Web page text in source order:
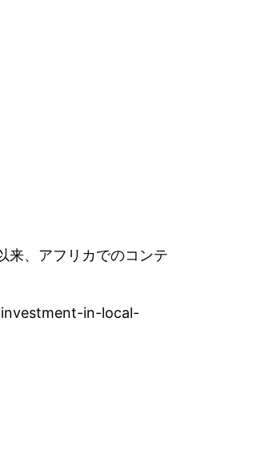
来、アフリカでのコンテ
in-local-